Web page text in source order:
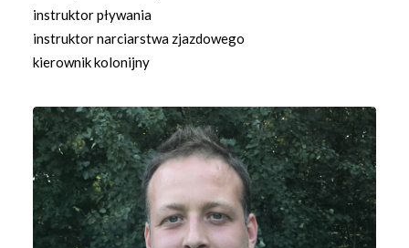
instruktor pływania
instruktor narciarstwa zjazdowego
kierownik kolonijny